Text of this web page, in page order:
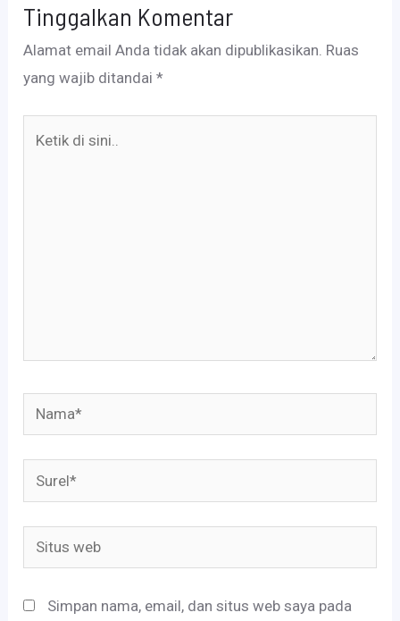
Tinggalkan Komentar
Alamat email Anda tidak akan dipublikasikan. Ruas
yang wajib ditandai*
Nama*
Surel*
Situs
web
Simpan nama, email, dan situs web saya pada